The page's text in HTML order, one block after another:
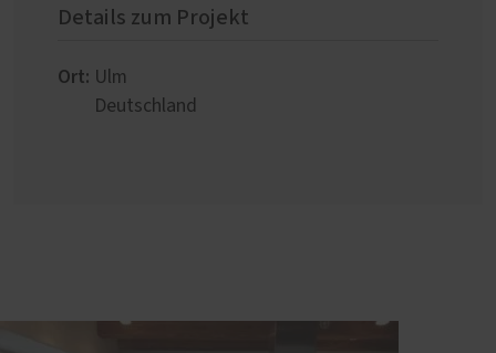
Details zum Projekt
Ort: Ulm
Deutschland